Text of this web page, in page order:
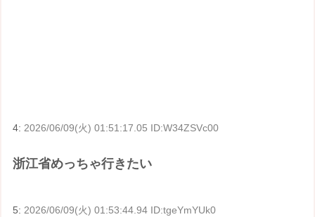
4: 2026/06/09(火) 01:51:17.05 ID:W34ZSVc00
浙江省めっちゃ行きたい
5:2026/06/09(火) 01:53:44.94 ID:tgeYmYUk0